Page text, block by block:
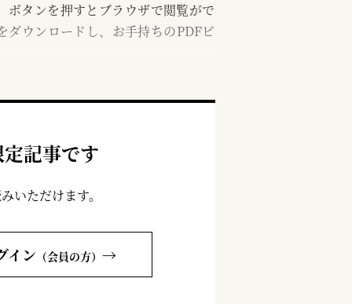
タンを押すとブラウザで閲覧がで
ダウンロードし、お手持ちのPDFビ
記事です
いただけます。
イン （会員の方） →